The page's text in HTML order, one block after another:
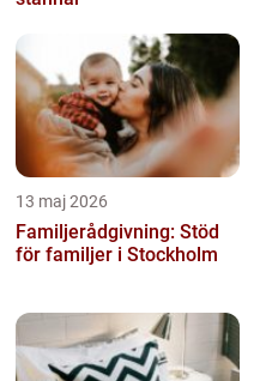
13 maj 2026
Familjerådgivning: Stöd
för familjer i Stockholm